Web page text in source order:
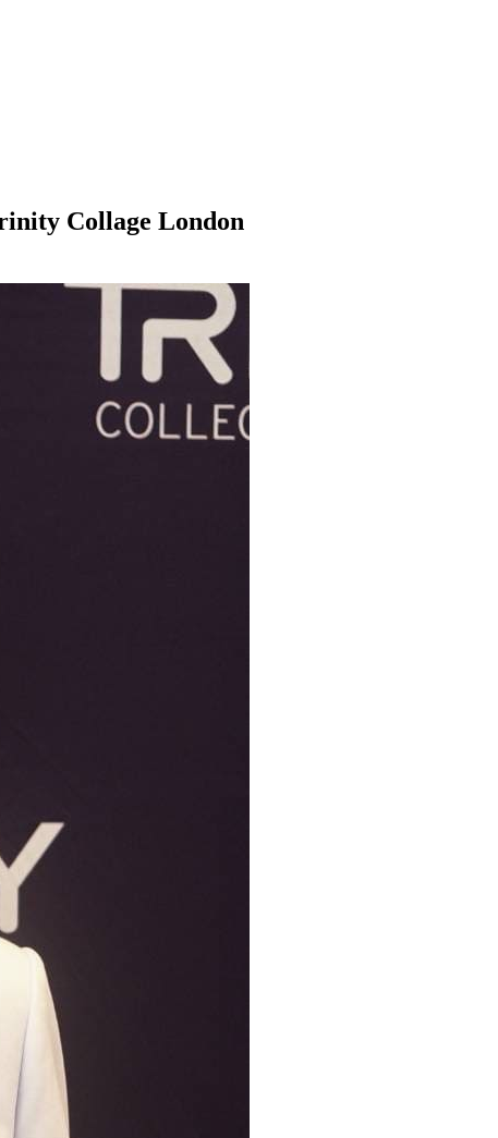
Collage London